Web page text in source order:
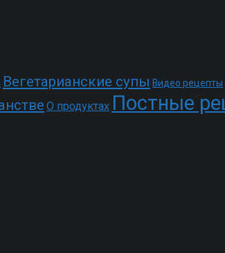
Вегетарианские супы Видео рецепты
О продуктах Постные